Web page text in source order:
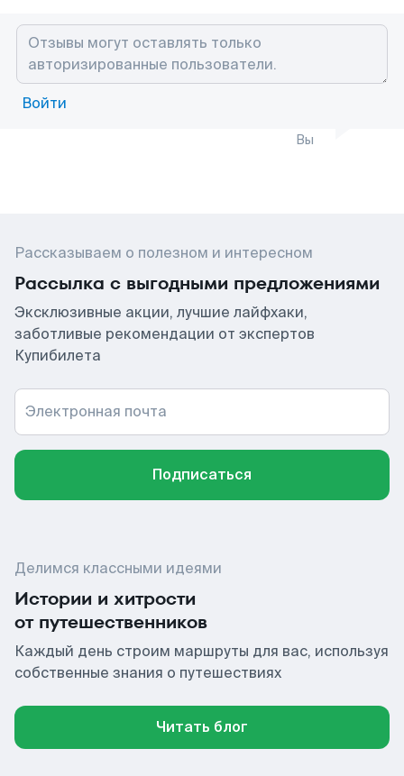
Войти
Вы
Рассказываем о полезном и интересном
Рассылка с выгодными предложениями
Эксклюзивные акции, лучшие лайфхаки,
заботливые рекомендации от экспертов
Купибилета
Электронная почта
Подписаться
Делимся классными идеями
Истории и хитрости
от путешественников
Каждый день строим маршруты для вас, используя
собственные знания о путешествиях
Читать блог